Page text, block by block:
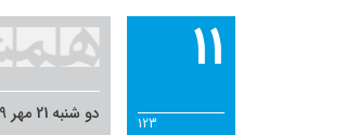
11
123 دو شنبه 21 مهر 1399